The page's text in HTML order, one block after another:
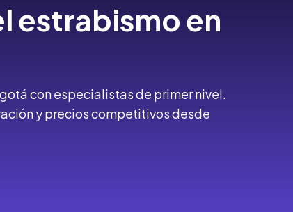
estrabismoen
con especialistas de primer nivel.
y precios competitivos desde